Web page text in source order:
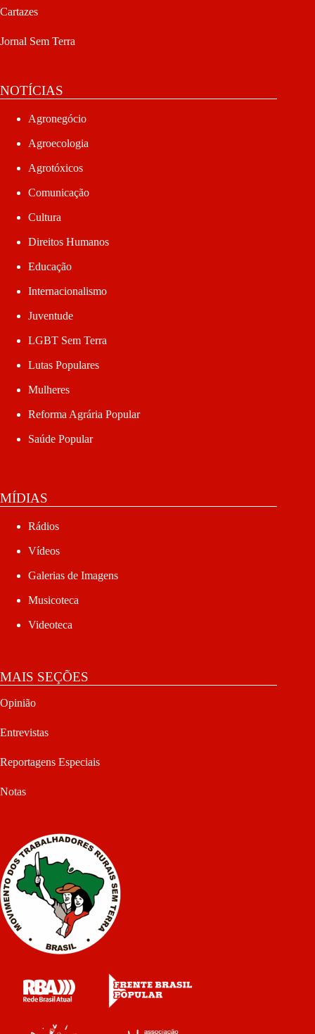
Cartazes
Jornal Sem Terra
NOTÍCIAS
Agronegócio
Agroecologia
Agrotóxicos
Comunicação
Cultura
Direitos Humanos
Educação
Internacionalismo
Juventude
LGBT Sem Terra
Lutas Populares
Mulheres
Reforma Agrária Popular
Saúde Popular
MÍDIAS
Rádios
Vídeos
Galerias de Imagens
Musicoteca
Videoteca
MAIS SEÇÕES
Opinião
Entrevistas
Reportagens Especiais
Notas